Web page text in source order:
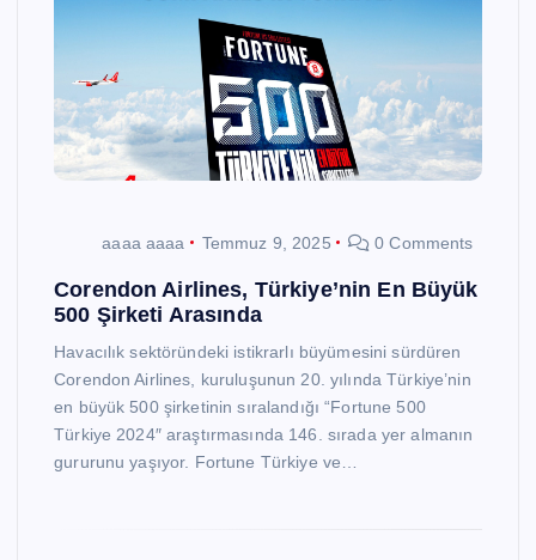
aaaa aaaa Temmuz 9, 2025 0 Comments
Corendon Airlines, Türkiye’nin En Büyük
500 Şirketi Arasında
Havacılık sektöründeki istikrarlı büyümesini sürdüren
Corendon Airlines, kuruluşunun 20. yılında Türkiye’nin
en büyük 500 şirketinin sıralandığı “Fortune 500
Türkiye 2024″ araştırmasında 146. sırada yer almanın
gururunu yaşıyor. Fortune Türkiye ve…